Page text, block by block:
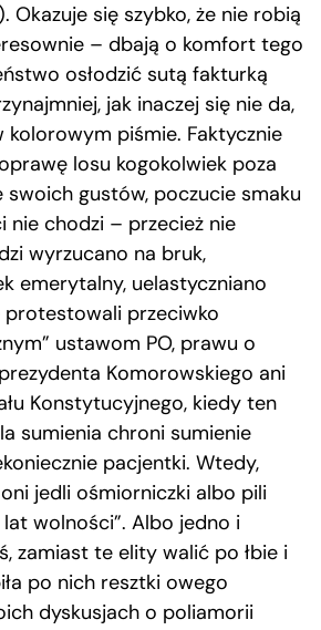
Okazuje się szybko, że nie robią
– dbają o komfort tego
osłodzić sutą fakturką
jak inaczej się nie da,
kolorowym piśmie. Faktycznie
losu kogokolwiek poza
swoich gustów, poczucie smaku
nie chodzi – przecież nie
wyrzucano na bruk,
emerytalny, uelastyczniano
protestowali przeciwko
ustawom PO, prawu o
Komorowskiego ani
Konstytucyjnego, kiedy ten
sumienia chroni sumienie
pacjentki. Wtedy,
jedli ośmiorniczki albo pili
wolności”. Albo jedno i
zamiast te elity walić po łbie i
po nich resztki owego
dyskusjach o poliamorii